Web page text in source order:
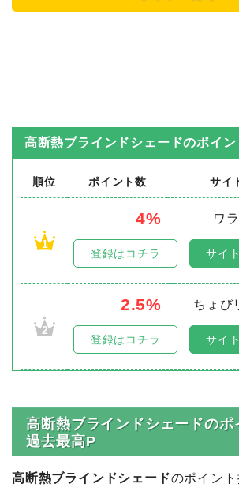
高断熱ブラインドシェードのポイ
順位 ポイント数 サイ
1
4%
ワ
登録はコチラ サイ
2
2.5%
ちょび
登録はコチラ サイ
高断熱ブラインドシェードのポ
過去最高P
高断熱ブラインドシェードのポイン